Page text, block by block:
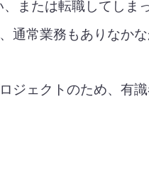
または転職してしま
通常業務もありなか
ジェクトのため、有